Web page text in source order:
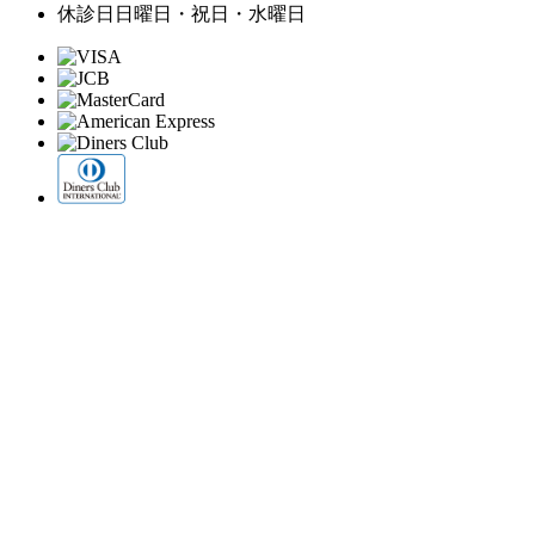
休診日 日曜日・祝日・水曜日